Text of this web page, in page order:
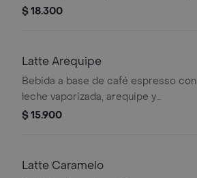
(Baileys). Este producto contiene
$ 18.300
Latte Arequipe
Bebida a base de café espresso con
leche vaporizada, arequipe y
saborizada con caramelo. La
minutos de haber sido preparado y/o
$ 15.900
Latte Caramelo